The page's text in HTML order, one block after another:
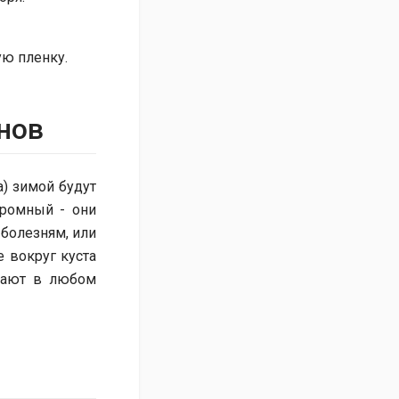
пленку.
зимой будут
- они
или
вокруг куста
в любом